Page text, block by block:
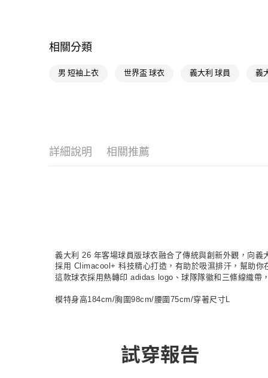
相關分類
男 短袖上衣 世界盃 球衣 義大利 球員 義
詳細說明 相關推薦
義大利 26 年客場球員版球衣融合了傳統與創新外觀，向義
採用 Climacool+ 科技精心打造，有助於吸濕排汗，幫助
這款球衣採用熱轉印 adidas logo、球隊隊徽和三條線織帶
模特身高184cm/胸圍98cm/腰圍75cm/穿著尺寸L